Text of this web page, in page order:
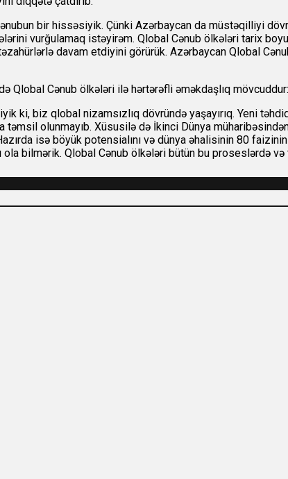
bir hissəsiyik. Çünki Azərbaycan da müstəqilliyi
vurğulamaq istəyirəm. Qlobal Cənub ölkələri tarix
davam etdiyini görürük. Azərbaycan Qlobal
Qlobal Cənub ölkələri ilə hərtərəfli əməkdaşlıq mövcuddur:
biz qlobal nizamsızlıq dövründə yaşayırıq. Yeni
olunmayıb. Xüsusilə də İkinci Dünya
isə böyük potensialını və dünya əhalisinin 80
ola bilmərik. Qlobal Cənub ölkələri bütün bu proseslərdə